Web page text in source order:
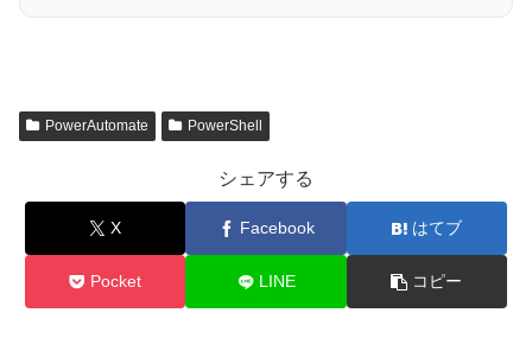
PowerAutomate PowerShell
シェアする
X Facebook はてブ
Pocket LINE コピー